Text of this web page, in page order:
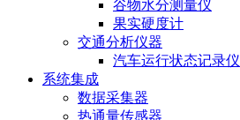
谷物水分测量仪
果实硬度计
交通分析仪器
汽车运行状态记录仪
系统集成
数据采集器
热通量传感器